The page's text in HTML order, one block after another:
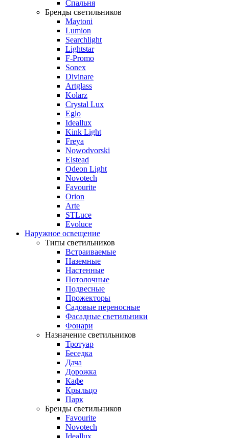
Спальня
Бренды светильников
Maytoni
Lumion
Searchlight
Lightstar
F-Promo
Sonex
Divinare
Artglass
Kolarz
Crystal Lux
Eglo
Ideallux
Kink Light
Freya
Nowodvorski
Elstead
Odeon Light
Novotech
Favourite
Orion
Arte
STLuce
Evoluce
Наружное освещение
Типы светильников
Встраиваемые
Наземные
Настенные
Потолочные
Подвесные
Прожекторы
Садовые переносные
Фасадные светильники
Фонари
Назначение светильников
Тротуар
Беседка
Дача
Дорожка
Кафе
Крыльцо
Парк
Бренды светильников
Favourite
Novotech
Ideallux